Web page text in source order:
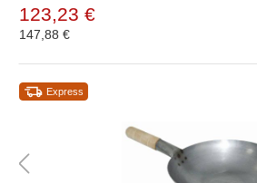
123,23 €
147,88 €
Express